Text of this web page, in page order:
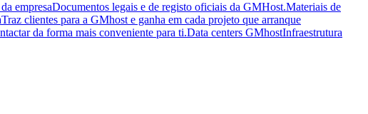
empresaDocumentos legais e de registo oficiais da GMHost.Materiais de
Traz clientes para a GMhost e ganha em cada projeto que arranque
da forma mais conveniente para ti.Data centers GMhostInfraestrutura